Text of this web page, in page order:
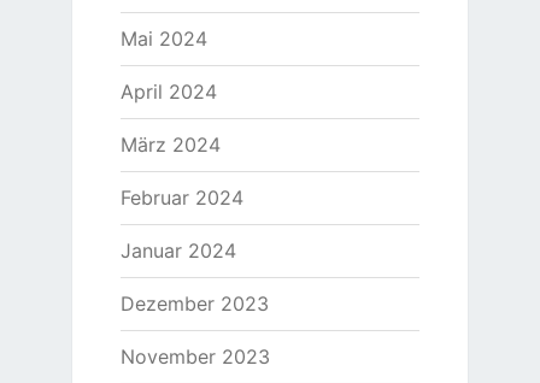
Mai 2024
April 2024
März 2024
Februar 2024
Januar 2024
Dezember 2023
November 2023